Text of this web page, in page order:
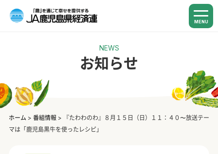
MENU
NEWS
お知らせ
ホーム > 番組情報 >
『たわわのわ』８月１５日（日）１１：４０〜放送テー
マは「鹿児島黒牛を使ったレシピ」